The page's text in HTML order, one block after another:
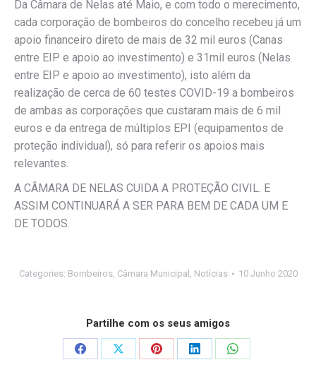
Da Câmara de Nelas até Maio, e com todo o merecimento,
cada corporação de bombeiros do concelho recebeu já um
apoio financeiro direto de mais de 32 mil euros (Canas
entre EIP e apoio ao investimento) e 31mil euros (Nelas
entre EIP e apoio ao investimento), isto além da
realização de cerca de 60 testes COVID-19 a bombeiros
de ambas as corporações que custaram mais de 6 mil
euros e da entrega de múltiplos EPI (equipamentos de
proteção individual), só para referir os apoios mais
relevantes.
A CÂMARA DE NELAS CUIDA A PROTEÇÃO CIVIL. E
ASSIM CONTINUARÁ A SER PARA BEM DE CADA UM E
DE TODOS.
Categories: Bombeiros, Câmara Municipal , Notícias 10 Junho 2020
Partilhe com os seus amigos
Share
Share
Share
Share
Share